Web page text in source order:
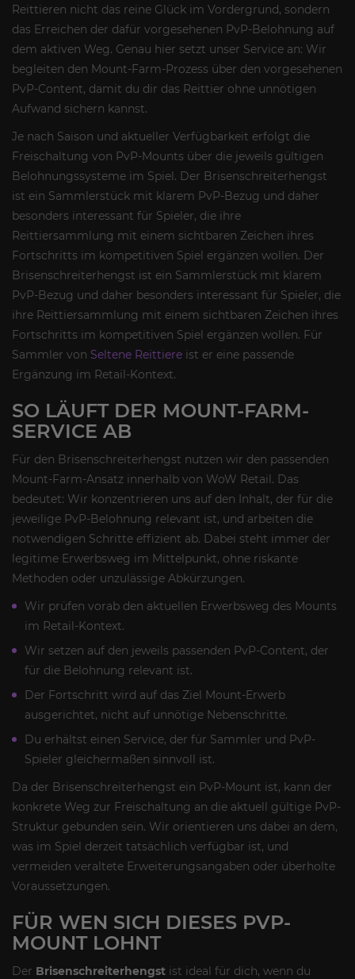
Reittieren nicht das reine Glück im Vordergrund, sondern
das Erreichen der dafür vorgesehenen PvP-Belohnung auf
dem aktiven Weg. Genau hier setzt unser Service an: Wir
begleiten den Mount-Farm-Prozess über den vorgesehenen
PvP-Content, damit du dir das Reittier ohne unnötigen
Aufwand sichern kannst.
Je nach Saison und aktueller Verfügbarkeit erfolgt die
Freischaltung von PvP-Mounts über die jeweils gültigen
Belohnungssysteme im Spiel. Der Brisenschreiterhengst
ist ein Sammlerstück mit klarem PvP-Bezug und daher
besonders interessant für Spieler, die ihre
Reittiersammlung mit einem sichtbaren Zeichen ihres
Fortschritts im kompetitiven Spiel ergänzen wollen. Der
Brisenschreiterhengst ist ein Sammlerstück mit klarem
PvP-Bezug und daher besonders interessant für Spieler, die
ihre Reittiersammlung mit einem sichtbaren Zeichen ihres
Fortschritts im kompetitiven Spiel ergänzen wollen. Für
Sammler von Seltene Reittiere ist er eine passende
Ergänzung im Retail-Kontext.
SO LÄUFT DER MOUNT-FARM-
SERVICE AB
Für den Brisenschreiterhengst nutzen wir den passenden
Mount-Farm-Ansatz innerhalb von WoW Retail. Das
bedeutet: Wir konzentrieren uns auf den Inhalt, der für die
jeweilige PvP-Belohnung relevant ist, und arbeiten die
notwendigen Schritte effizient ab. Dabei steht immer der
legitime Erwerbsweg im Mittelpunkt, ohne riskante
Methoden oder unzulässige Abkürzungen.
Wir prüfen vorab den aktuellen Erwerbsweg des Mounts
im Retail-Kontext.
Wir setzen auf den jeweils passenden PvP-Content, der
für die Belohnung relevant ist.
Der Fortschritt wird auf das Ziel Mount-Erwerb
ausgerichtet, nicht auf unnötige Nebenschritte.
Du erhältst einen Service, der für Sammler und PvP-
Spieler gleichermaßen sinnvoll ist.
Da der Brisenschreiterhengst ein PvP-Mount ist, kann der
konkrete Weg zur Freischaltung an die aktuell gültige PvP-
Struktur gebunden sein. Wir orientieren uns dabei an dem,
was im Spiel derzeit tatsächlich verfügbar ist, und
vermeiden veraltete Erweiterungsangaben oder überholte
Voraussetzungen.
FÜR WEN SICH DIESES PVP-
MOUNT LOHNT
Der Brisenschreiterhengst ist ideal für dich, wenn du